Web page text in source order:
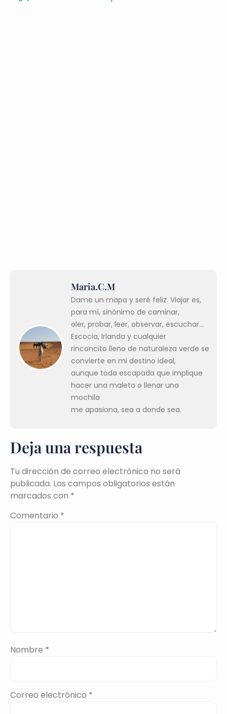
Maria.C.M
Dame un mapa y seré feliz. Viajar es,
para mí, sinónimo de caminar,
oler, probar, leer, observar, escuchar...
Escocia, Irlanda y cualquier
rinconcito lleno de naturaleza verde se
convierte en mi destino ideal,
aunque toda escapada que implique
hacer una maleta o llenar una
mochila
me apasiona, sea a donde sea.
Deja una respuesta
Tu dirección de correo electrónico no será
publicada. Los campos obligatorios están
marcados con *
Comentario *
Nombre *
Correo electrónico *